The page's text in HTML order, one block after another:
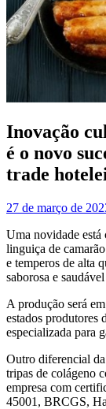
Inovação
é o novo
trade
27 de março de
Uma novidade está
linguiça de
e temperos de alta
saborosa e
A produção será
estados produtores
especializada para
Outro diferencial
tripas de colágeno
empresa com
45001, BRCGS,